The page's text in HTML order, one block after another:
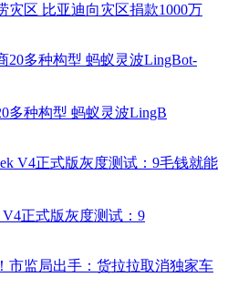
灾区 比亚迪向灾区捐款1000万
多种构型 蚂蚁灵波LingB
V4正式版灰度测试：9